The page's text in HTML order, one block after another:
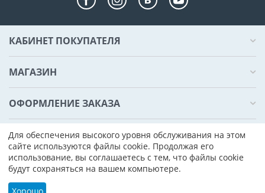
КАБИНЕТ ПОКУПАТЕЛЯ
МАГАЗИН
ОФОРМЛЕНИЕ ЗАКАЗА
КОНТАКТЫ
© 2000 - 2026 Компьютер Плаза. На базеCS-Cart - Платформа для
интернет-магазинов
Для обеспечения высокого уровня обслуживания на этом
сайте используются файлы cookie. Продолжая его
использование, вы соглашаетесь с тем, что файлы cookie
будут сохраняться на вашем компьютере.